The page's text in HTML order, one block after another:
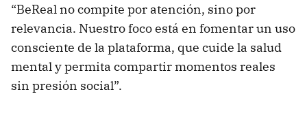
“BeReal no compite por atención, sino por
relevancia. Nuestro foco está en fomentar un uso
consciente de la plataforma, que cuide la salud
mental y permita compartir momentos reales
sin presión social”.